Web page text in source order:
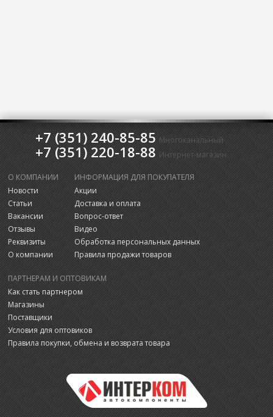
+7 (351) 240-85-85 Многоканальный
+7 (351) 220-18-88 Интернет-магазин
О КОМПАНИИ
Новости
Статьи
Вакансии
Отзывы
Реквизиты
О компании
ИНФОРМАЦИЯ ДЛЯ ПОКУПАТЕЛЯ
Акции
Доставка и оплата
Вопрос-ответ
Видео
Обработка персональных данных
Правила продажи товаров
ПАРТНЕРАМ И ОПТОВИКАМ
Как стать партнером
Магазины
Поставщики
Условия для оптовиков
Правила покупки, обмена и возврата товара